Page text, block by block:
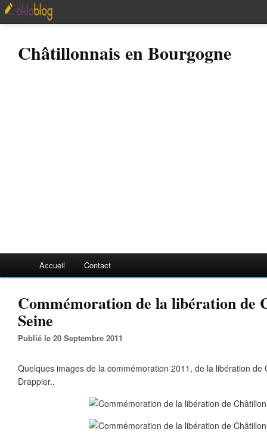
Châtillonnais en Bourgogne
Accueil Contact
Commémoration de la libération de
Seine
Publié le 20 Septembre 2011
Quelques images de la commémoration 2011, de la libération de
Drappier..